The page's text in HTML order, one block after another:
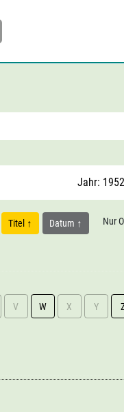
Jahr: 1952
Titel Datum Nur
V W X Y